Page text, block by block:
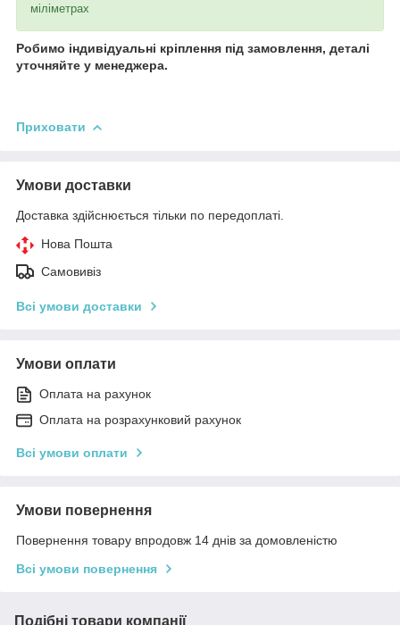
міліметрах
Робимо індивідуальні кріплення під замовлення, деталі
уточняйте у менеджера.
Приховати
Умови доставки
Доставка здійснюється тільки по передоплаті.
Нова Пошта
Самовивіз
Всі умови доставки
Умови оплати
Оплата на рахунок
Оплата на розрахунковий рахунок
Всі умови оплати
Умови повернення
Повернення товару впродовж 14 днів за домовленістю
Всі умови повернення
Подібні товари компанії